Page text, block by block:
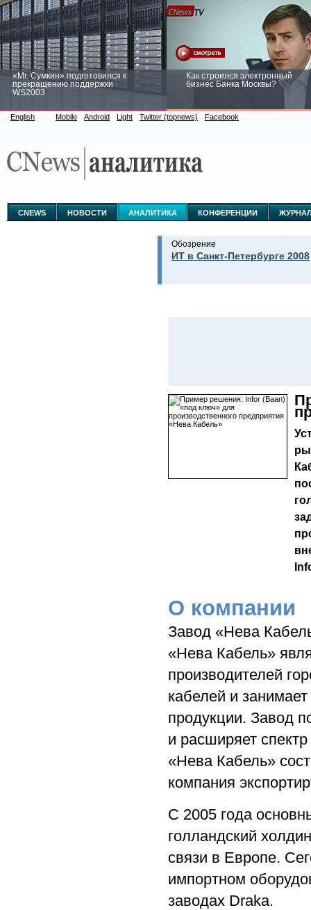
«Mr. Сумкин» подготовился к
прекращению поддержки
WS2003
Как строился электронный
бизнес Банка Москвы?
аналитике
English Mobile Android Light Twitter (topnews) Facebook
CNEWS НОВОСТИ АНАЛИТИКА КОНФЕРЕНЦИИ
Обозрение
ИТ в Санкт-Петербурге 2008
О компании
Завод «Нева
«Нева Кабель»
производителей
кабелей и
продукции. Завод
и расширяет
«Нева Кабель»
компания
С 2005 года
голландский
связи в Европе.
импортном
заводах Draka.